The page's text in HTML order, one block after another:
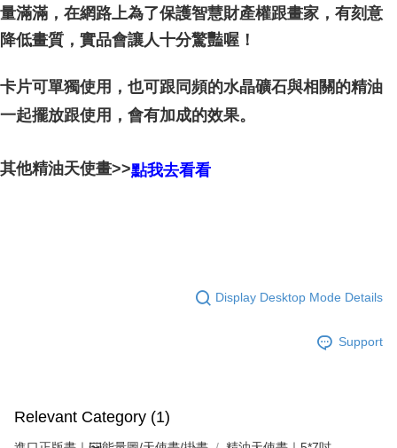
量滿滿，在網路上為了保護智慧財產權跟畫家，有刻意
降低畫質，實品會讓人十分驚豔喔！
卡片可單獨使用，也可跟同頻的水晶礦石與相關的精油
一起擺放跟使用，會有加成的效果。
其他精油天使畫>>點我去看看
Display Desktop Mode Details
Support
Relevant Category (1)